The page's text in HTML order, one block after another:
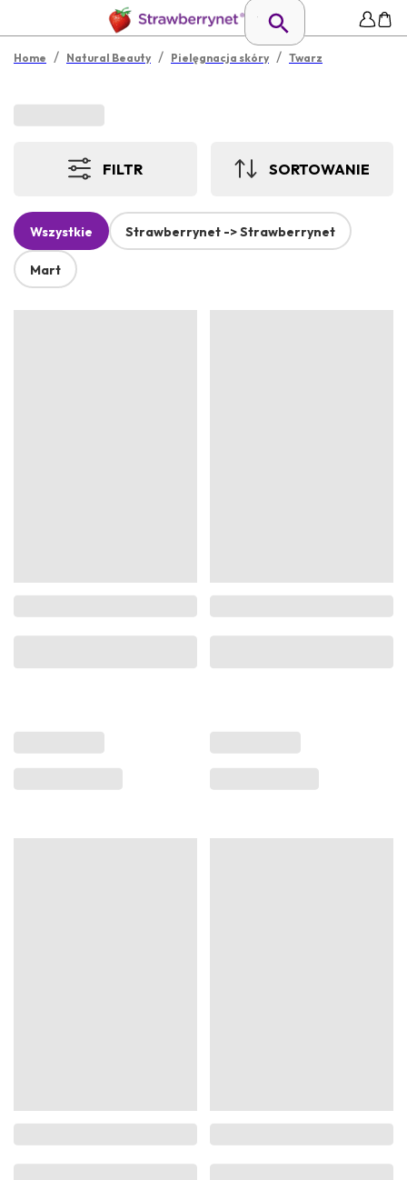
Home / Natural Beauty / Pielęgnacja skóry / Twarz
FILTR SORTOWANIE
Wszystkie Strawberrynet -> Strawberrynet
Mart